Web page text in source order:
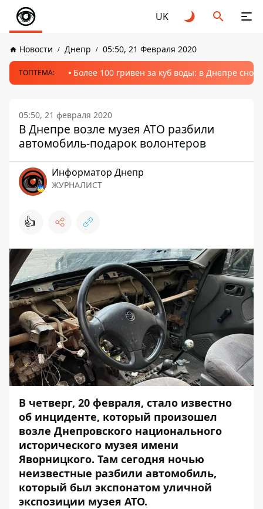
UK
Новости Днепр 05:50, 21 Февраля 2020
ТОПТЕМА: Более 100 гривен за куб воды: в Днепре
05:50, 21 февраля 2020
В Днепре возле музея АТО разбили
автомобиль-подарок волонтеров
Информатор Днепр
ЖУРНАЛИСТ
👍
В четверг, 20 февраля, стало известно
об инциденте, который произошел
возле Днепровского национального
исторического музея имени
Яворницкого. Там сегодня ночью
неизвестные разбили автомобиль,
который был экспонатом уличной
экспозиции музея АТО.